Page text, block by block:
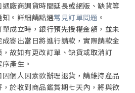
廠商調貨時間延長或絕版、缺貨等
。詳細請點選常見訂單問題 。
成立時，銀行預先授權金額，並未
寄出當日將進行請款，實際請款金
故如有更改訂單、缺貨或取消訂
產生。
個人因素欲辦理退貨，請維持產品
於收到商品鑑賞期七天內，將與欲